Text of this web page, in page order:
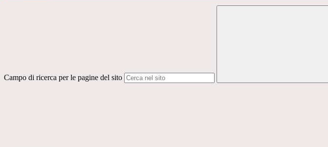
Campo di ricerca per le pagine del sito